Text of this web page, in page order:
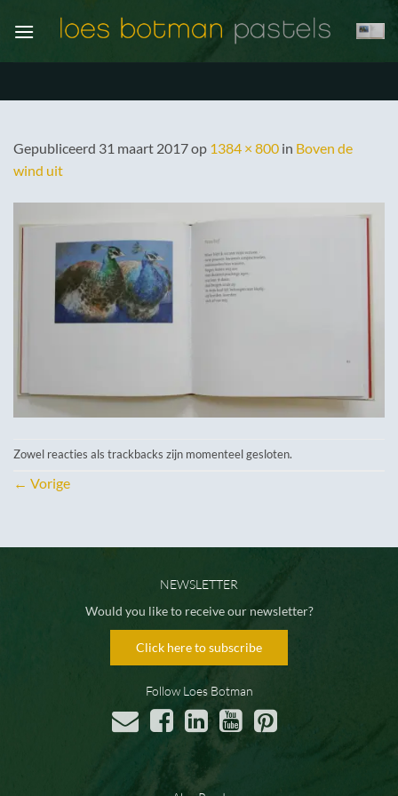
naar
Gepubliceerd 31 maart 2017op 1384 × 800 in Boven de
wind uit
Zowel reacties als trackbacks zijn momenteel gesloten.
← Vorige
NEWSLETTER
Would you like to receive our newsletter?
Click here to subscribe
Follow Loes Botman